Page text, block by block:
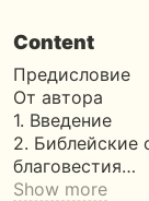
Content
Предисловие
От автора
1. Введение
2. Библейские
благовестия…
Show more